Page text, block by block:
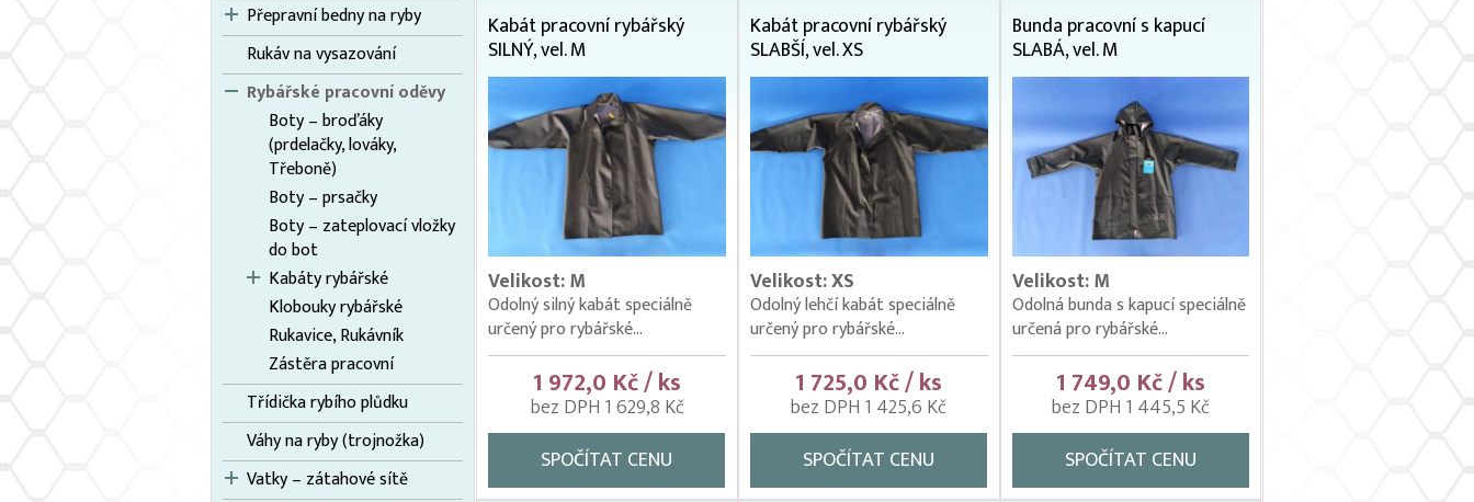
Přepravní bedny na ryby
Rukáv na vysazování
Rybářské pracovní oděvy
Boty – broďáky
(prdelačky, lováky,
Třeboně)
Boty – prsačky
Boty – zateplovací vložky
do bot
Kabáty rybářské
Klobouky rybářské
Rukavice, Rukávník
Zástěra pracovní
Třídička rybího plůdku
Váhy na ryby (trojnožka)
Vatky – zátahové sítě
Kabát pracovní rybářský
SILNÝ, vel. M
Velikost: M
Odolný silný kabát speciálně
určený pro rybářské...
1 972,0 Kč / ks
bez DPH 1 629,8 Kč
SPOČÍTAT CENU
Kabát pracovní rybářský
SLABŠÍ, vel. XS
Velikost: XS
Odolný lehčí kabát speciálně
určený pro rybářské...
1 725,0 Kč / ks
bez DPH 1 425,6 Kč
SPOČÍTAT CENU
Bunda pracovní s kapucí
SLABÁ, vel. M
Velikost: M
Odolná bunda s kapucí speciálně
určená pro rybářské...
1 749,0 Kč / ks
bez DPH 1 445,5 Kč
SPOČÍTAT CENU